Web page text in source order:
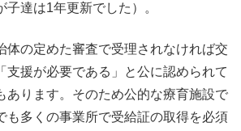
達は1年更新でした）。
体の定めた審査で受理されなければ交
支援が必要である」と公に認められて
あります。そのため公的な療育施設で
も多くの事業所で受給証の取得を必須